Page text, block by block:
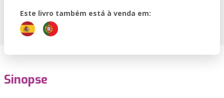
Este livro também está à venda em:
Sinopse